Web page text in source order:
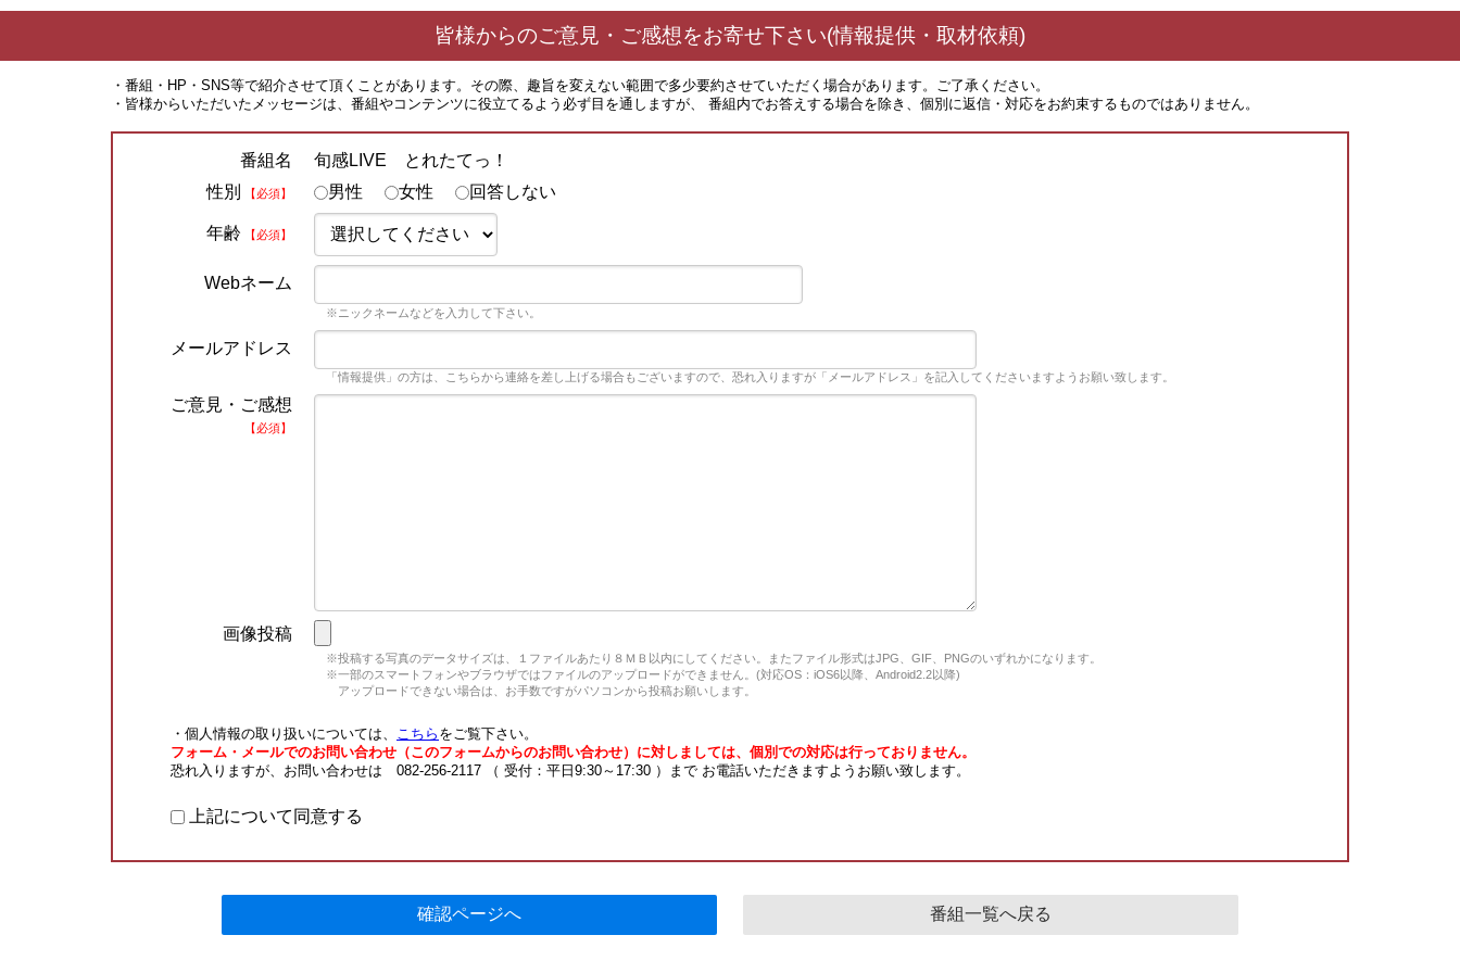
皆様からのご意見・ご感想をお寄せ下さい(情報提供・取材依頼)
・番組・HP・SNS等で紹介させて頂くことがあります。その際、趣旨を変えない範囲で多少要約させていただく場合があります。ご了承ください。
・皆様からいただいたメッセージは、番組やコンテンツに役立てるよう必ず目を通しますが、 番組内でお答えする場合を除き、個別に返信・対応をお約束するものではありません。
番組名
旬感LIVE とれたてっ！
性別
【必須】 男性 女性 回答しない
年齢 【必須】
Webネーム
※ニックネームなどを入力して下さい。
メールアドレス
「情報提供」の方は、こちらから連絡を差し上げる場合もございますので、恐れ入りますが「メールアドレス」を記入してくださいますようお願い致します。
ご意見・ご感想
【必須】
画像投稿
※投稿する写真のデータサイズは、１ファイルあたり８ＭＢ以内にしてください。またファイル形式はJPG、GIF、PNGのいずれかになります。
※一部のスマートフォンやブラウザではファイルのアップロードができません。(対応OS：iOS6以降、Android2.2以降)
アップロードできない場合は、お手数ですがパソコンから投稿お願いします。
・個人情報の取り扱いについては、 こちら をご覧下さい。
フォーム・メールでのお問い合わせ（このフォームからのお問い合わせ）に対しましては、個別での対応は行っておりません。
恐れ入りますが、お問い合わせは 082-256-2117 （ 受付：平日9:30～17:30 ）まで お電話いただきますようお願い致します。
上記について同意する
確認ページへ 番組一覧へ戻る